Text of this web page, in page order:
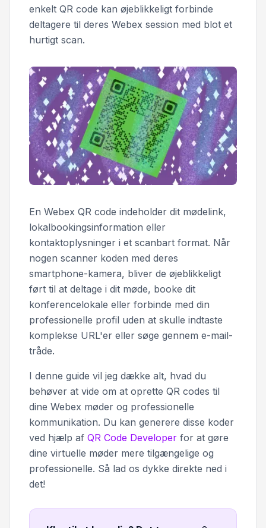
enkelt QR code kan øjeblikkeligt forbinde
deltagere til deres Webex session med blot et
hurtigt scan.
En Webex QR code indeholder dit mødelink,
lokalbookingsinformation eller
kontaktoplysninger i et scanbart format. Når
nogen scanner koden med deres
smartphone-kamera, bliver de øjeblikkeligt
ført til at deltage i dit møde, booke dit
konferencelokale eller forbinde med din
professionelle profil uden at skulle indtaste
komplekse URL'er eller søge gennem e-mail-
tråde.
I denne guide vil jeg dække alt, hvad du
behøver at vide om at oprette QR codes til
dine Webex møder og professionelle
kommunikation. Du kan generere disse koder
ved hjælp af QR Code Developer for at gøre
dine virtuelle møder mere tilgængelige og
professionelle. Så lad os dykke direkte ned i
det!